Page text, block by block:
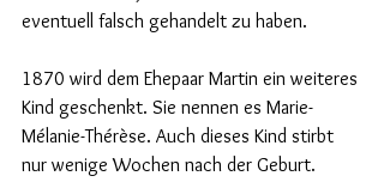
eventuell falsch gehandelt zu haben.
1870 wird dem Ehepaar Martin ein weiteres
Kind geschenkt. Sie nennen es Marie-
Mélanie-Thérèse. Auch dieses Kind stirbt
nur wenige Wochen nach der Geburt.